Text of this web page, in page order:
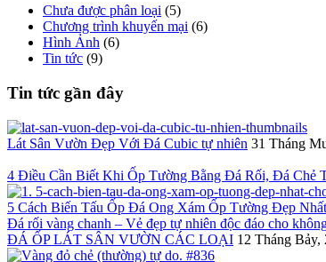
Chưa được phân loại (5)
Chương trình khuyến mại (6)
Hình Ảnh (6)
Tin tức (9)
Tin tức gần đây
Lát Sân Vườn Đẹp Với Đá Cubic tự nhiên 31 Tháng
4 Điều Cần Biết Khi Ốp Tường Bằng Đá Rối, Đá Chẻ
5 Cách Biến Tấu Ốp Đá Ong Xám Ốp Tường Đẹp
Đá rối vàng chanh – Vẻ đẹp tự nhiên độc đáo cho
ĐÁ ỐP LÁT SÂN VƯỜN CÁC LOẠI 12 Tháng Bảy,